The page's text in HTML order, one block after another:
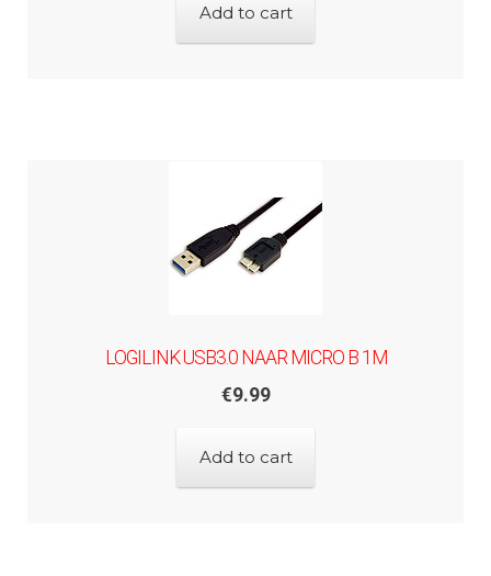
Add to cart
LOGILINK USB3.0 NAAR MICRO B 1M
€9.99
Add to cart